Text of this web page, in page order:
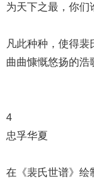
为天下之最，你们
凡此种种，使得
曲曲慷慨悠扬的浩
4
忠孚华夏
在《裴氏世谱》绘